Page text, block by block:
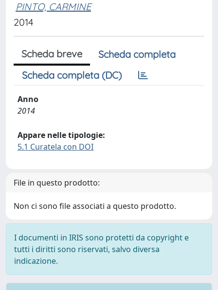
PINTO, CARMINE
2014
Scheda breve
Scheda completa
Scheda completa (DC)
Anno
2014
Appare nelle tipologie:
5.1 Curatela con DOI
File in questo prodotto:
Non ci sono file associati a questo prodotto.
I documenti in IRIS sono protetti da copyright e
tutti i diritti sono riservati, salvo diversa
indicazione.